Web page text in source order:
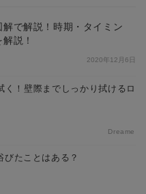
で解説！時期・タイミン
説！
2020年12月6日
く！壁際までしっかり拭けるロ
Dreame
びたことはある？